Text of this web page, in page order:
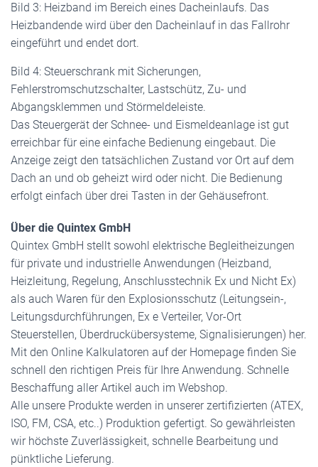
Bild 3: Heizband im Bereich eines Dacheinlaufs. Das
Heizbandende wird über den Dacheinlauf in das Fallrohr
eingeführt und endet dort.
Bild 4: Steuerschrank mit Sicherungen,
Fehlerstromschutzschalter, Lastschütz, Zu- und
Abgangsklemmen und Störmeldeleiste.
Das Steuergerät der Schnee- und Eismeldeanlage ist gut
erreichbar für eine einfache Bedienung eingebaut. Die
Anzeige zeigt den tatsächlichen Zustand vor Ort auf dem
Dach an und ob geheizt wird oder nicht. Die Bedienung
erfolgt einfach über drei Tasten in der Gehäusefront.
Über die Quintex GmbH
Quintex GmbH stellt sowohl elektrische Begleitheizungen
für private und industrielle Anwendungen (Heizband,
Heizleitung, Regelung, Anschlusstechnik Ex und Nicht Ex)
als auch Waren für den Explosionsschutz (Leitungsein-,
Leitungsdurchführungen, Ex e Verteiler, Vor-Ort
Steuerstellen, Überdruckübersysteme, Signalisierungen) her.
Mit den Online Kalkulatoren auf der Homepage finden Sie
schnell den richtigen Preis für Ihre Anwendung. Schnelle
Beschaffung aller Artikel auch im Webshop.
Alle unsere Produkte werden in unserer zertifizierten (ATEX,
ISO, FM, CSA, etc..) Produktion gefertigt. So gewährleisten
wir höchste Zuverlässigkeit, schnelle Bearbeitung und
pünktliche Lieferung.